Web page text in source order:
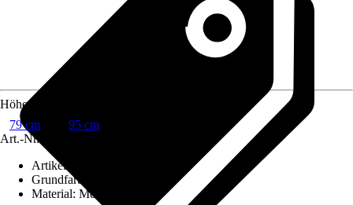
Höhe
79 cm
95 cm
Art.-Nr.
Artikeltyp
Grundfarbe
Material: Metall, Keramik